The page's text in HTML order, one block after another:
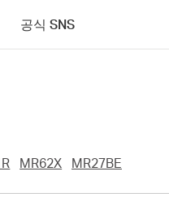
공식 SNS
MR62X MR27BE